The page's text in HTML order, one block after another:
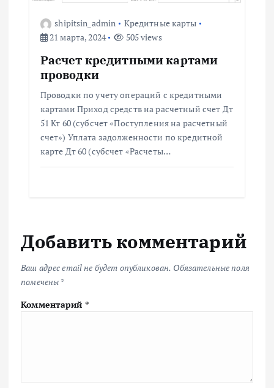
shipitsin_admin
Кредитные карты
21 марта, 2024
505 views
Расчет кредитными картами
проводки
Проводки по учету операций с кредитными
картами Приход средств на расчетный счет Дт
51 Кт 60 (субсчет «Поступления на расчетный
счет») Уплата задолженности по кредитной
карте Дт 60 (субсчет «Расчеты…
Добавить комментарий
Ваш адрес email не будет опубликован. Обязательные поля
помечены *
Комментарий *